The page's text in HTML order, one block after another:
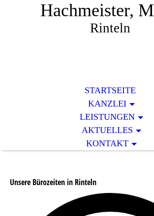
Hachmeister,
Rinteln
STARTSEITE
KANZLEI
LEISTUNGEN
AKTUELLES
KONTAKT
Unsere Bürozeiten in Rinteln